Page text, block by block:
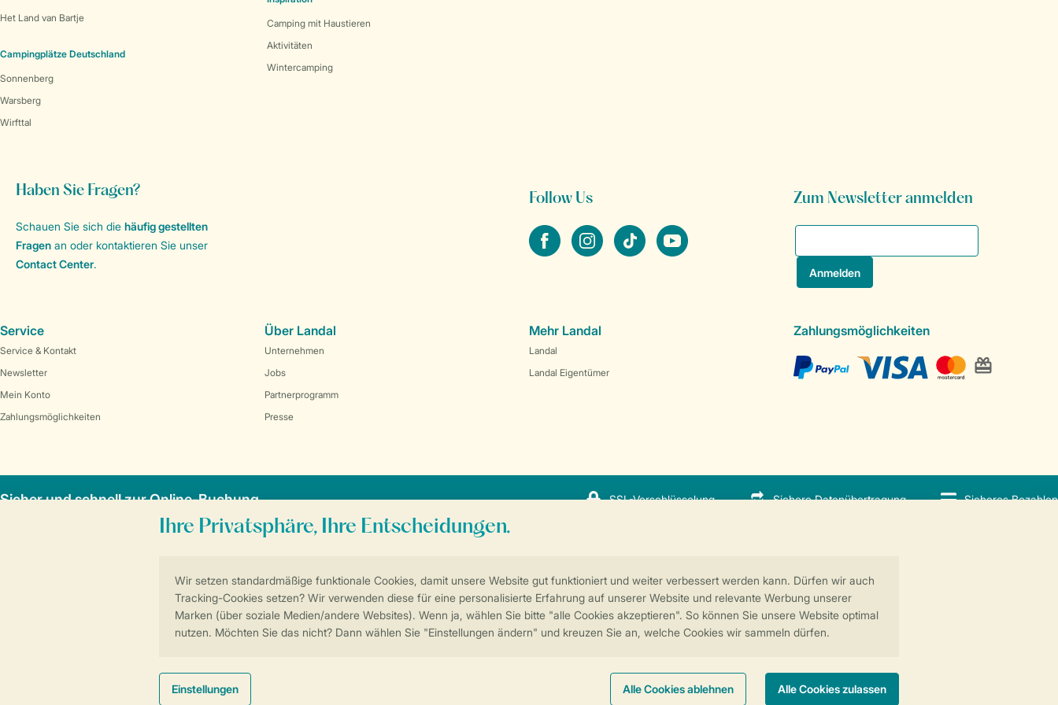
Weitere Informationen und Einstellungen
Sicher und schnell zur Online-Buchung SSL-Verschlüsselung Sichere Datenübertragung Sicheres Bezahlen
Het Land van Bartje
Campingplätze Deutschland
Sonnenberg
Warsberg
Wirfttal
Camping mit Haustieren
Aktivitäten
Wintercamping
Haben Sie Fragen?
Schauen Sie sich die häufig gestellten
Fragen an oder kontaktieren Sie unser
Contact Center.
Follow Us
facebookinstagramtiktok youtube
Zum Newsletter anmelden
Service
Service & Kontakt
Newsletter
Mein Konto
Zahlungsmöglichkeiten
Über Landal
Unternehmen
Jobs
Partnerprogramm
Presse
Mehr Landal
Landal
Landal Eigentümer
Zahlungsmöglichkeiten